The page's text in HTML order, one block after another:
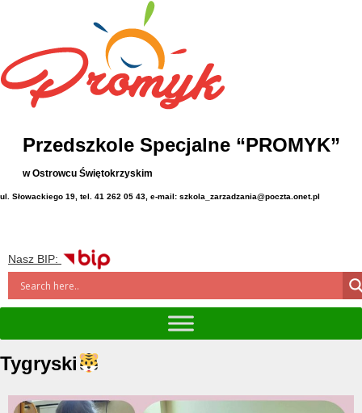
Przedszkole Specjalne “PROMYK”
w Ostrowcu Świętokrzyskim
ul. Słowackiego 19, tel. 41 262 05 43, e-mail: szkola_zarzadzania@poczta.onet.pl
Nasz BIP:
Tygryski